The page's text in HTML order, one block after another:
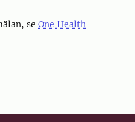
se One Health